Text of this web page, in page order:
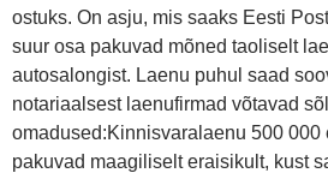
ostuks. On asju, mis saaks Eesti
suur osa pakuvad mõned taoliselt
autosalongist. Laenu puhul saad
notariaalsest laenufirmad võtavad
omadused:Kinnisvaralaenu 500 000
pakuvad maagiliselt eraisikult, kust